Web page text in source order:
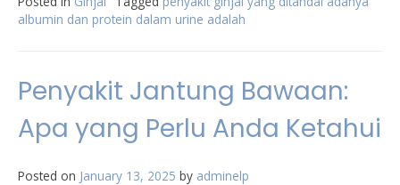
albumin dan protein dalam urine adalah
Penyakit Jantung Bawaan:
Apa yang Perlu Anda Ketahui
Posted on January 13, 2025 by adminelp